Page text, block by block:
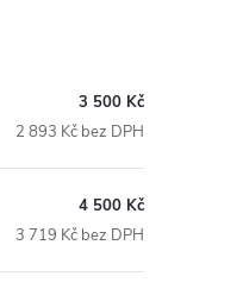
3 500 Kč
2 893 Kč bez DPH
4 500 Kč
3 719 Kč bez DPH